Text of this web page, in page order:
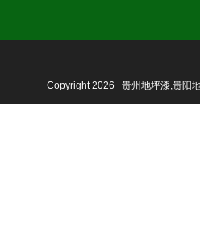
Copyright 2026 贵州地坪漆,贵阳